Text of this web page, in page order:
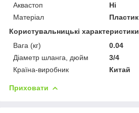
Аквастоп
Ні
Матеріал
Пластик
Користувальницькі характеристики
Вага (кг)
0.04
Діаметр шланга, дюйм
3/4
Країна-виробник
Китай
Приховати